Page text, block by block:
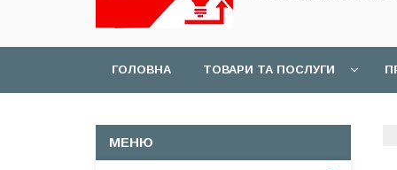
ГОЛОВНА ТОВАРИ ТА ПОСЛУГИ